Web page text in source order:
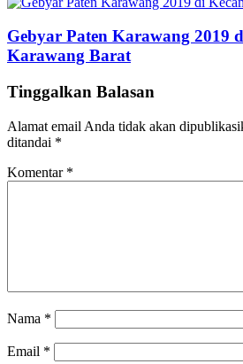
Gebyar Paten Karawang 2019
Karawang Barat
Tinggalkan Balasan
Alamat email Anda tidak akan
ditandai *
Komentar *
Nama *
Email *